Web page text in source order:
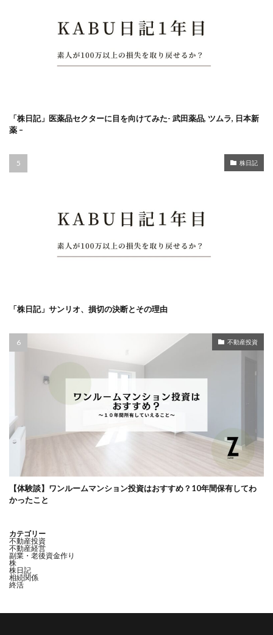
「株日記」医薬品セクターに目を向けてみた- 武田薬品, ツムラ, 日本新
薬 –
株日記
「株日記」サンリオ、損切の決断とその理由
不動産投資
【体験談】ワンルームマンション投資はおすすめ？10年間保有してわ
かったこと
カテゴリー
不動産投資
不動産経営
副業・老後資金作り
株
株日記
相続関係
終活